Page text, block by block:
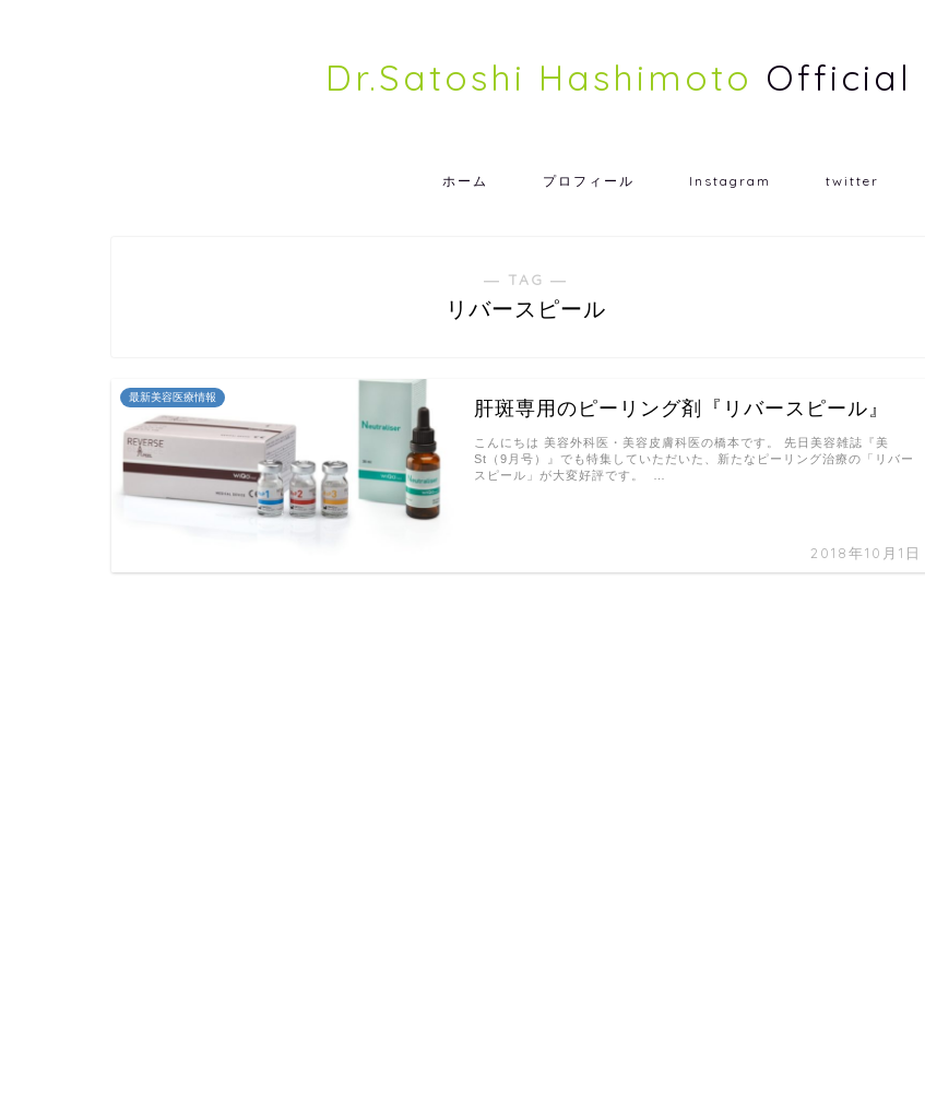
Dr.Satoshi Hashimoto Official
ホーム プロフィール Instagram twitter
― TAG ―
リバースピール
最新美容医療情報
肝斑専用のピーリング剤『リバースピール』
2018年10月1日
こんにちは 美容外科医・美容皮膚科医の橋本です。 先日美容雑誌『美
St（9月号）』でも特集していただいた、新たなピーリング治療の「リバー
スピール」が大変好評です。 …